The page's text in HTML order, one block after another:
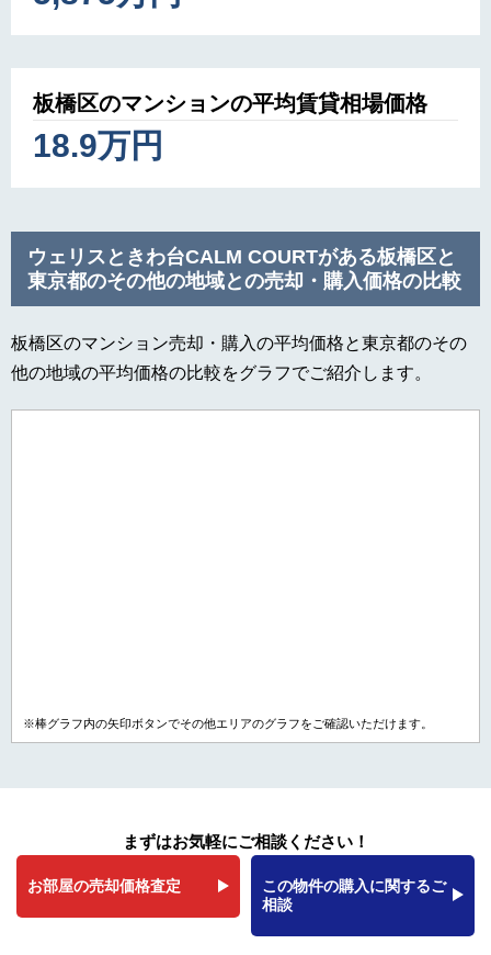
板橋区のマンションの平均賃貸相場価格
18.9万円
ウェリスときわ台CALM COURTがある板橋区と
東京都のその他の地域との売却・購入価格の比較
板橋区のマンション売却・購入の平均価格と東京都のその
他の地域の平均価格の比較をグラフでご紹介します。
※棒グラフ内の矢印ボタンでその他エリアのグラフをご確認いただけます。
まずはお気軽にご相談ください！
お部屋の売却価格査定
この物件の購入に関するご
相談